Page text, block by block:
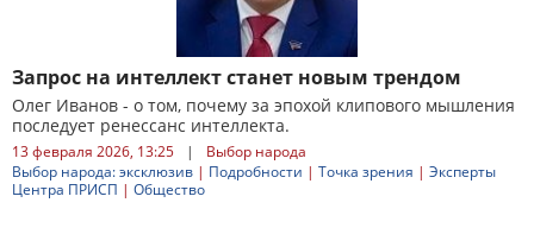
Запрос на интеллект станет новым трендом
Олег Иванов - о том, почему за эпохой клипового мышления
последует ренессанс интеллекта.
13 февраля 2026, 13:25 |
Выбор народа
Выбор народа: эксклюзив | Подробности | Точка зрения | Эксперты
Центра ПРИСП | Общество